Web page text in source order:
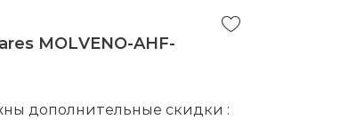
MOLVENO-AHF-
дополнительные скидки :